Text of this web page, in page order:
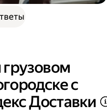
грузовом
с
Доставки